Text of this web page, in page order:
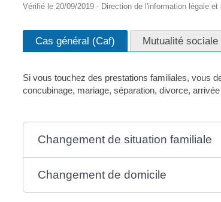
Vérifié le 20/09/2019 - Direction de l'information légale
Cas général (Caf) Mutualité
Si vous touchez des prestations familiales, vous
concubinage, mariage, séparation, divorce,
Changement de situation familiale
Changement de domicile